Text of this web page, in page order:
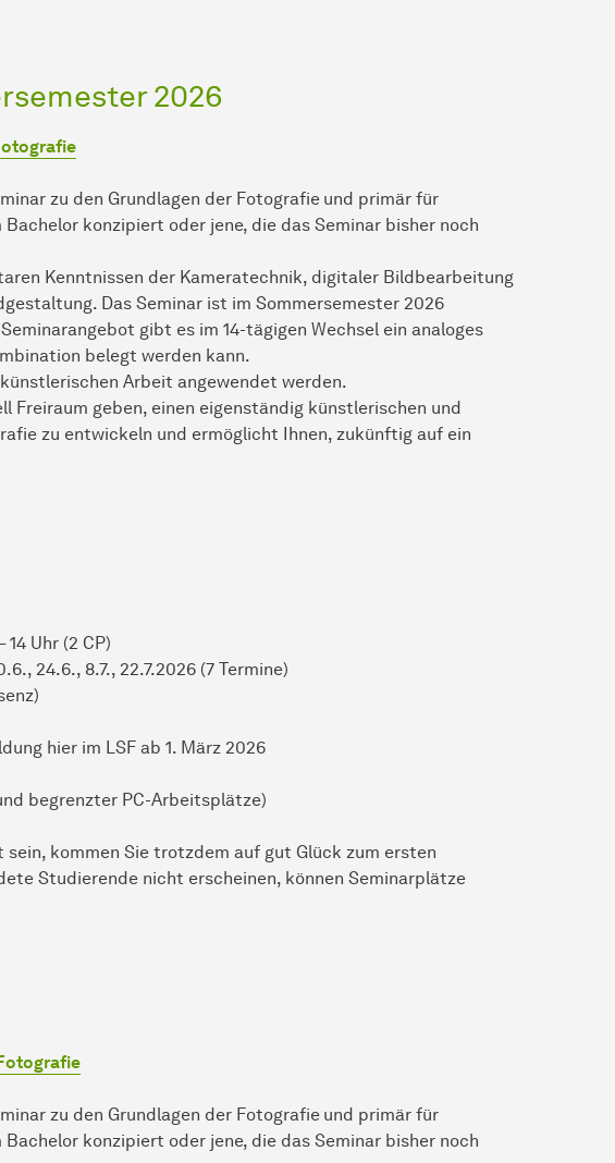
2026
zu den Grundlagen der Fotografie und primär für
konzipiert oder jene, die das Seminar bisher noch
Kenntnissen der Kameratechnik, digitaler Bildbearbeitung
Das Seminar ist im Sommersemester 2026
gibt es im 14-tägigen Wechsel ein analoges
belegt werden kann.
Arbeit angewendet werden.
Freiraum geben, einen eigenständig künstlerischen und
zu entwickeln und ermöglicht Ihnen, zukünftig auf ein
Uhr (2 CP)
24.6., 8.7., 22.7.2026 (7 Termine)
hier im LSF ab 1. März 2026
begrenzter PC-Arbeitsplätze)
kommen Sie trotzdem auf gut Glück zum ersten
Studierende nicht erscheinen, können Seminarplätze
zu den Grundlagen der Fotografie und primär für
konzipiert oder jene, die das Seminar bisher noch